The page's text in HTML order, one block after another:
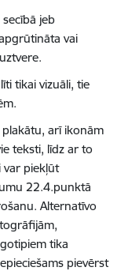
jeb
vai
tikai vizuāli, tie
arī ikonām
teksti, līdz ar to
var piekļūt
22.4.punktā
Alternatīvo
tika
pievērst